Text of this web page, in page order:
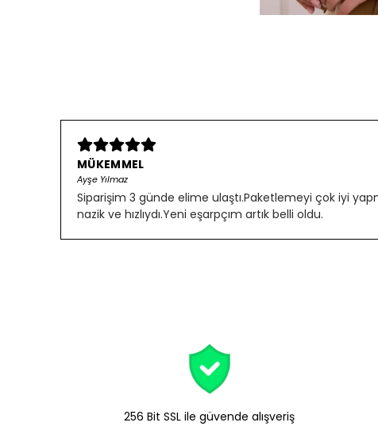
MÜKEMMEL
Ayşe Yılmaz
Siparişim 3 günde elime ulaştı.Paketlemeyi çok iyi
nazik ve hızlıydı.Yeni eşarpçım artık belli oldu.
256 Bit SSL ile güvende alışveriş